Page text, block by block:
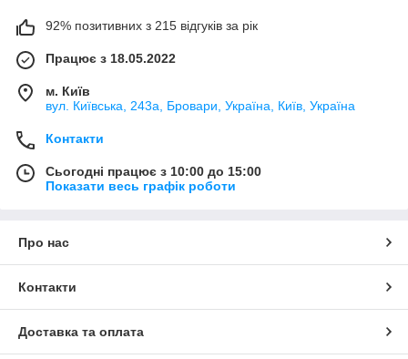
92% позитивних з 215 відгуків за рік
Працює з 18.05.2022
м. Київ
вул. Київська, 243а, Бровари, Україна, Київ, Україна
Контакти
Сьогодні працює з 10:00 до 15:00
Показати весь графік роботи
Про нас
Контакти
Доставка та оплата